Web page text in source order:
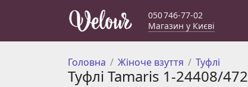
050 746-77-02
Магазин у Києві
Головна Жіноче взуття Туфлі
Туфлі Tamaris 1-24408/472